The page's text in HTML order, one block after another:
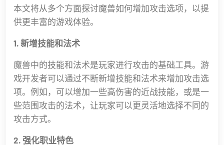
本文将从多个方面探讨魔兽如何增加攻击选项，以提
供更丰富的游戏体验。
1. 新增技能和法术
魔兽中的技能和法术是玩家进行攻击的基础工具。游
戏开发者可以通过不断新增技能和法术来增加攻击选
项。例如，可以增加一些高伤害的近战技能，或是一
些范围攻击的法术，让玩家可以更灵活地选择不同的
攻击方式。
2. 强化职业特色